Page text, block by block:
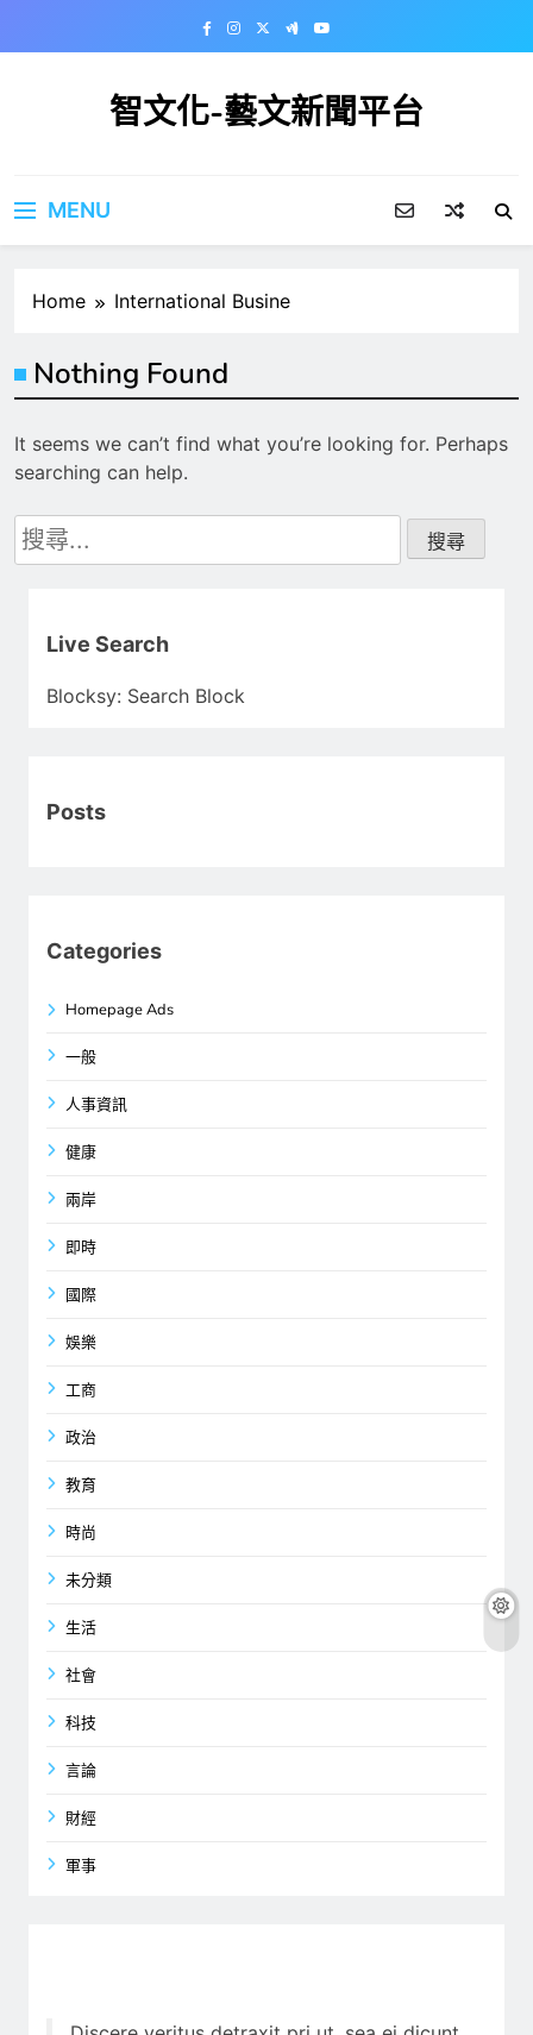
智文化-藝文新聞平台
MENU
Home International Busine
Nothing Found
It seems we can’t find what you’re looking for. Perhaps
searching can help.
搜
尋
Live Search
Blocksy: Search Block
Posts
Categories
Homepage Ads
一般
人事資訊
健康
兩岸
即時
國際
娛樂
工商
政治
教育
時尚
未分類
生活
社會
科技
言論
財經
軍事